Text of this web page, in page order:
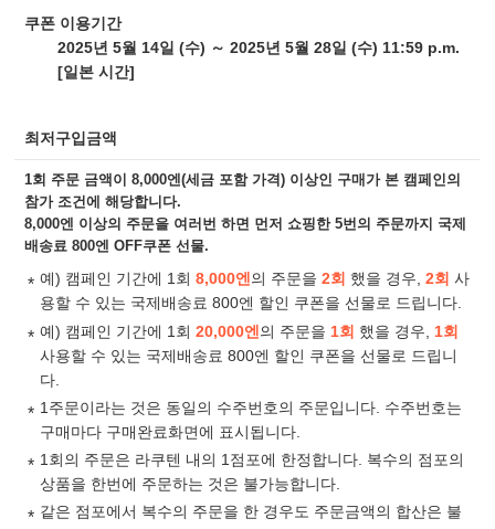
쿠폰 이용기간
2025년 5월 14일 (수) ～ 2025년 5월 28일 (수) 11:59 p.m.
[일본 시간]
최저구입금액
1회 주문 금액이 8,000엔(세금 포함 가격) 이상인 구매가 본 캠페인의
참가 조건에 해당합니다.
8,000엔 이상의 주문을 여러번 하면 먼저 쇼핑한 5번의 주문까지 국제
배송료 800엔 OFF쿠폰 선물.
예) 캠페인 기간에 1회8,000엔의 주문을2회 했을 경우,2회 사
용할 수 있는 국제배송료 800엔 할인 쿠폰을 선물로 드립니다.
예) 캠페인 기간에 1회20,000엔의 주문을 1회 했을 경우, 1회
사용할 수 있는 국제배송료 800엔 할인 쿠폰을 선물로 드립니
다.
1주문이라는 것은 동일의 수주번호의 주문입니다. 수주번호는
구매마다 구매완료화면에 표시됩니다.
1회의 주문은 라쿠텐 내의 1점포에 한정합니다. 복수의 점포의
상품을 한번에 주문하는 것은 불가능합니다.
같은 점포에서 복수의 주문을 한 경우도 주문금액의 합산은 불